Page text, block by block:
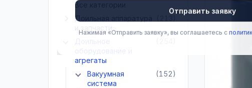
Все категории
Показать подкатегории Доильная аппаратура и запчасти
Доильная аппаратура
агрегаты
Показать подкатегории Вакуумная система
Вакуумная
система
(152)
Отправить заявку
Нажимая «Отправить заявку», вы соглашаетесь с